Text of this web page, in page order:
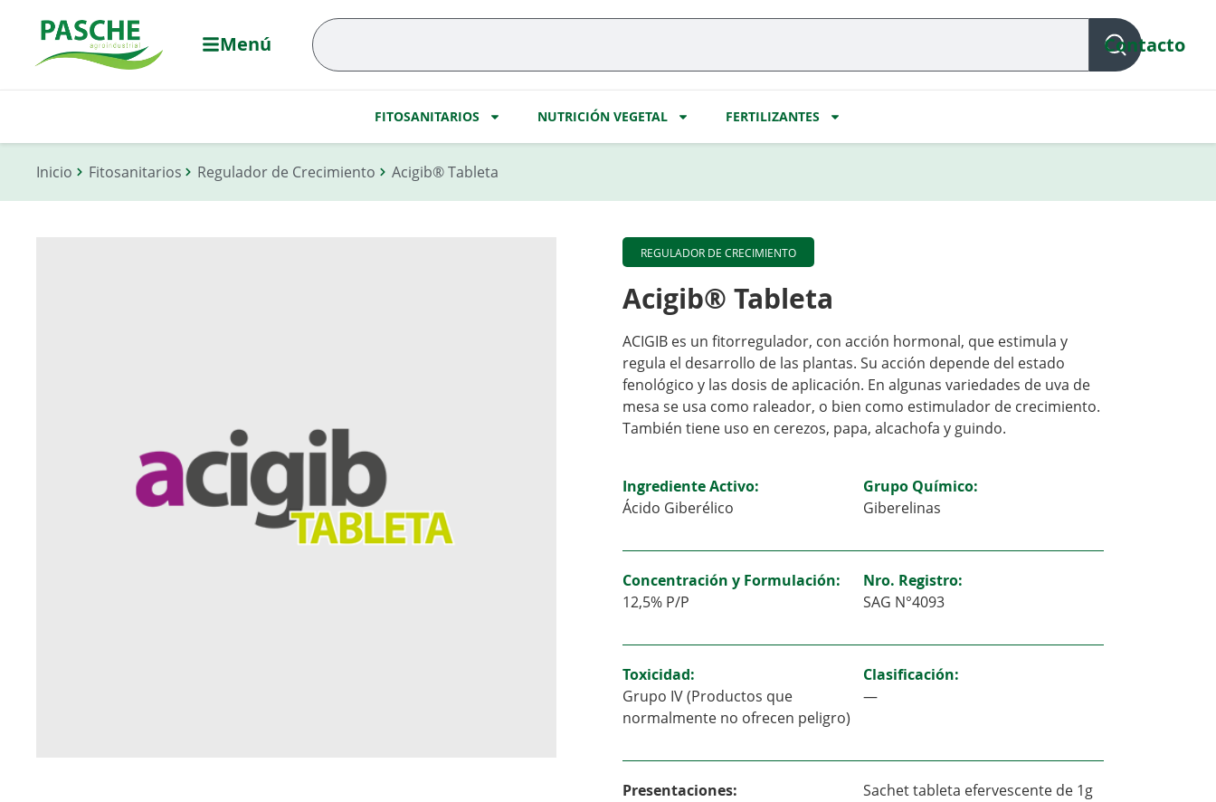
Menú Contacto
FITOSANITARIOS NUTRICIÓN VEGETAL FERTILIZANTES
Inicio Fitosanitarios Regulador de Crecimiento Acigib® Tableta
REGULADOR DE CRECIMIENTO
Acigib® Tableta
ACIGIB es un fitorregulador, con acción hormonal, que estimula y
regula el desarrollo de las plantas. Su acción depende del estado
fenológico y las dosis de aplicación. En algunas variedades de uva de
mesa se usa como raleador, o bien como estimulador de crecimiento.
También tiene uso en cerezos, papa, alcachofa y guindo.
Ingrediente Activo:
Ácido Giberélico
Grupo Químico:
Giberelinas
Concentración y Formulación:
12,5% P/P
Nro. Registro:
SAG N°4093
Toxicidad:
Grupo IV (Productos que
normalmente no ofrecen peligro)
Clasificación:
—
Presentaciones: Sachet tableta efervescente de 1g